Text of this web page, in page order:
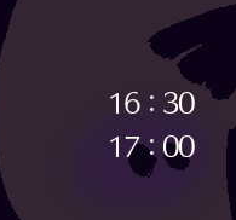
16：30
17：00